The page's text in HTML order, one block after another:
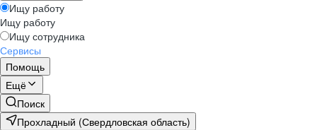
Ищу работу
Ищу работу
Ищу сотрудника
Сервисы
Помощь
Ещё
Поиск
Прохладный (Свердловская область)